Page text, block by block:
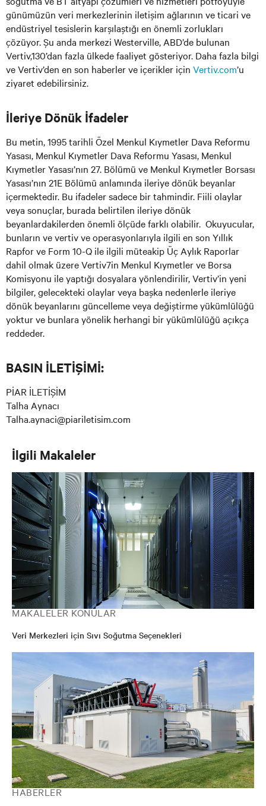
günümüzün veri merkezlerinin iletişim ağlarının ve ticari ve
endüstriyel tesislerin karşılaştığı en önemli zorlukları
çözüyor. Şu anda merkezi Westerville, ABD’de bulunan
Vertiv,130’dan fazla ülkede faaliyet gösteriyor. Daha fazla bilgi
ve Vertiv’den en son haberler ve içerikler için Vertiv.com’u
ziyaret edebilirsiniz.
İleriye Dönük İfadeler
Bu metin, 1995 tarihli Özel Menkul Kıymetler Dava Reformu
Yasası, Menkul Kıymetler Dava Reformu Yasası, Menkul
Kıymetler Yasası’nın 27. Bölümü ve Menkul Kıymetler Borsası
Yasası’nın 21E Bölümü anlamında ileriye dönük beyanlar
içermektedir. Bu ifadeler sadece bir tahmindir. Fiili olaylar
veya sonuçlar, burada belirtilen ileriye dönük
beyanlardakilerden önemli ölçüde farklı olabilir. Okuyucular,
bunların ve vertiv ve operasyonlarıyla ilgili en son Yıllık
Rapfor ve Form 10-Q ile ilgili müteakip Üç Aylık Raporlar
dahil olmak üzere Vertiv7in Menkul Kıymetler ve Borsa
Komisyonu ile yaptığı dosyalara yönlendirilir, Vertiv’in yeni
bilgiler, gelecekteki olaylar veya başka nedenlerle ileriye
dönük beyanlarını güncelleme veya değiştirme yükümlülüğü
yoktur ve bunlara yönelik herhangi bir yükümlülüğü açıkça
reddeder.
BASIN İLETİŞİMİ:
PİAR İLETİŞİM
Talha Aynacı
Talha.aynaci@piariletisim.com
İlgili Makaleler
MAKALELER KONULAR
Veri Merkezleri için Sıvı Soğutma Seçenekleri
HABERLER